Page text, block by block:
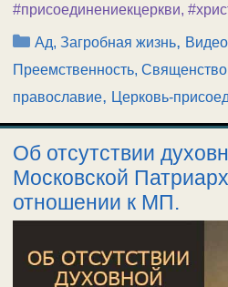
#присоединениекцеркви,
Рубрики
Ад, Загробная жизнь,
Преемственность, Священство
православие, Церковь-
Об отсутствии
Московской
отношении к МП.